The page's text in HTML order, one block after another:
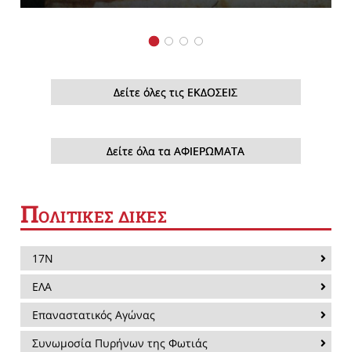
Δείτε όλες τις ΕΚΔΟΣΕΙΣ
Δείτε όλα τα ΑΦΙΕΡΩΜΑΤΑ
ΠΟΛΙΤΙΚΕΣ ΔΙΚΕΣ
17Ν
ΕΛΑ
Επαναστατικός Αγώνας
Συνωμοσία Πυρήνων της Φωτιάς